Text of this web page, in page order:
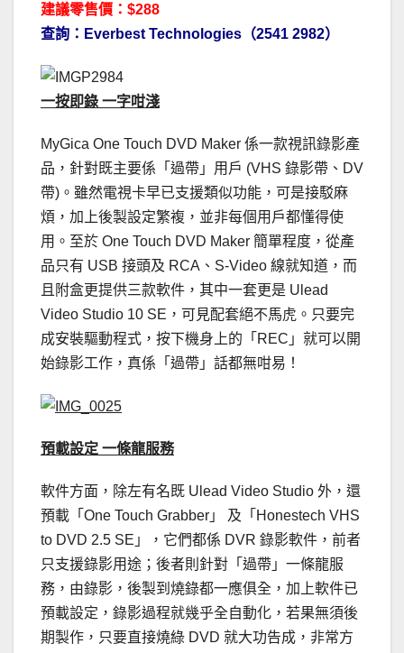
建議零售價：$288
查詢：Everbest Technologies（2541 2982）
一按即錄 一字咁淺
MyGica One Touch DVD Maker 係一款視訊錄影產
品，針對既主要係「過帶」用戶 (VHS 錄影帶、DV
帶)。雖然電視卡早已支援類似功能，可是接駁麻
煩，加上後製設定繁複，並非每個用戶都懂得使
用。至於 One Touch DVD Maker 簡單程度，從產
品只有 USB 接頭及 RCA、S-Video 線就知道，而
且附盒更提供三款軟件，其中一套更是 Ulead
Video Studio 10 SE，可見配套絕不馬虎。只要完
成安裝驅動程式，按下機身上的「REC」就可以開
始錄影工作，真係「過帶」話都無咁易！
預載設定 一條龍服務
軟件方面，除左有名既 Ulead Video Studio 外，還
預載「One Touch Grabber」 及「Honestech VHS
to DVD 2.5 SE」，它們都係 DVR 錄影軟件，前者
只支援錄影用途；後者則針對「過帶」一條龍服
務，由錄影，後製到燒錄都一應俱全，加上軟件已
預載設定，錄影過程就幾乎全自動化，若果無須後
期製作，只要直接燒綠 DVD 就大功告成，非常方